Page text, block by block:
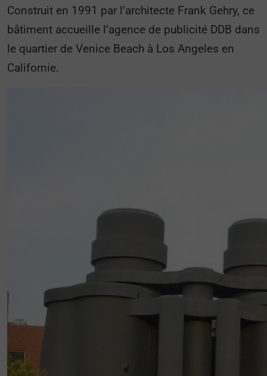
Construit en 1991 par l’architecte Frank Gehry, ce
bâtiment accueille l’agence de publicité DDB dans
le quartier de Venice Beach à Los Angeles en
Californie.